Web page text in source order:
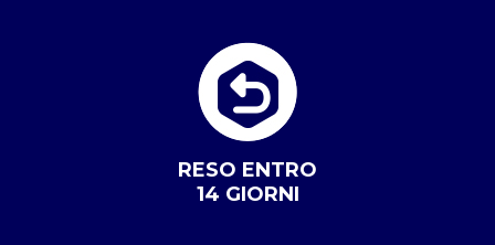
RESO ENTRO
14 GIORNI